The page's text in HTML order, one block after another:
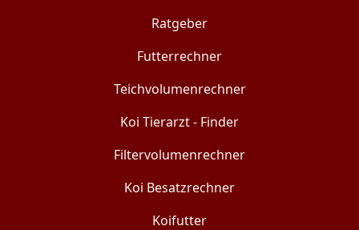
Ratgeber
Futterrechner
Teichvolumenrechner
Koi Tierarzt - Finder
Filtervolumenrechner
Koi Besatzrechner
Koifutter